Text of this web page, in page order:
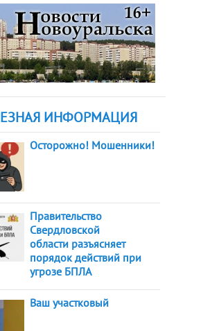
ИНФОРМАЦИЯ
Осторожно! Мошенники!
Правительство
Свердловской
области разъясняет
порядок действий при
угрозе БПЛА
Ваш участковый